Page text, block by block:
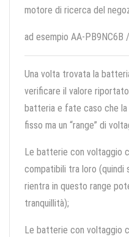
motore di ricerca del
ad esempio AA-
Una volta trovata la
verificare il valore
batteria e fate caso che
fisso ma un “range” di
Le batterie con voltaggio
compatibili tra loro (quindi
rientra in questo range
tranquillità);
Le batterie con voltaggio